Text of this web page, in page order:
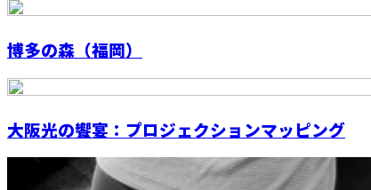
博多の森（福岡）
大阪光の饗宴：プロジェクションマッピング